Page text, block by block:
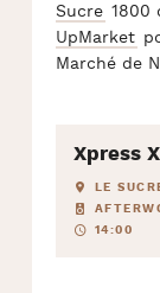
Sucre 1800
UpMarket
Marché de
Xpress
LE
14:00